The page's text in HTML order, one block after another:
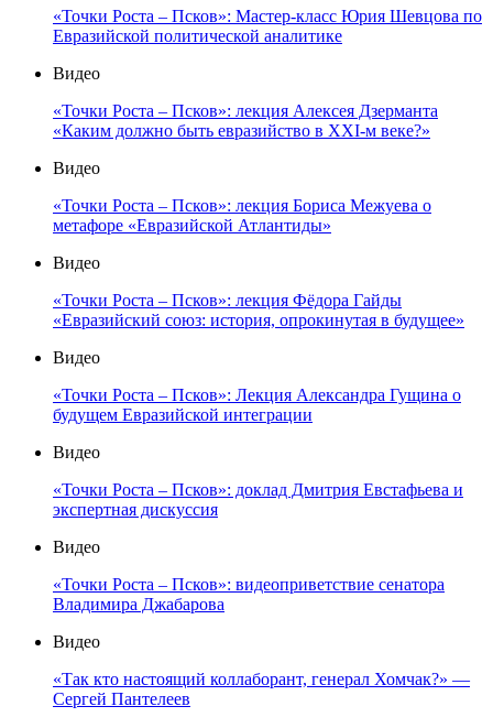
«Точки Роста – Псков»: Мастер-класс Юрия Шевцова по
Евразийской политической аналитике
Видео
«Точки Роста – Псков»: лекция Алексея Дзерманта
«Каким должно быть евразийство в XXI-м веке?»
Видео
«Точки Роста – Псков»: лекция Бориса Межуева о
метафоре «Евразийской Атлантиды»
Видео
«Точки Роста – Псков»: лекция Фёдора Гайды
«Евразийский союз: история, опрокинутая в будущее»
Видео
«Точки Роста – Псков»: Лекция Александра Гущина о
будущем Евразийской интеграции
Видео
«Точки Роста – Псков»: доклад Дмитрия Евстафьева и
экспертная дискуссия
Видео
«Точки Роста – Псков»: видеоприветствие сенатора
Владимира Джабарова
Видео
«Так кто настоящий коллаборант, генерал Хомчак?» —
Сергей Пантелеев